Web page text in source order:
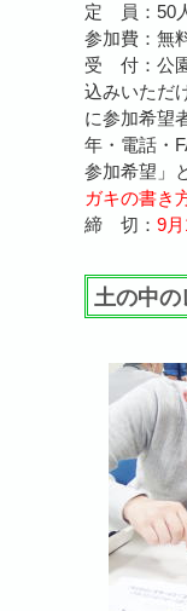
定 員：50
参加費：無
受 付：公
込みいただ
に参加希望
年・電話・
参加希望」
ガキの書き
締 切： 9
土の中の